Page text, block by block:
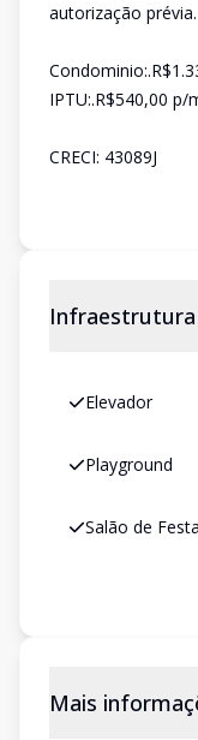
autorização prévia.
IPTU:.R$540,00 p/
CRECI: 43089J
Infraestrutura
Elevador
Playground
Salão de
Mais